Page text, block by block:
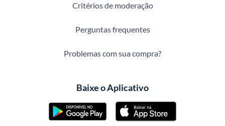
Critérios de moderação
Perguntas frequentes
Problemas com sua compra?
Baixe o Aplicativo